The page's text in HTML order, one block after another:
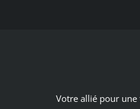
Votre allié pour